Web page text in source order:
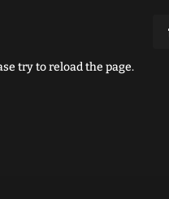
try to reload the page.